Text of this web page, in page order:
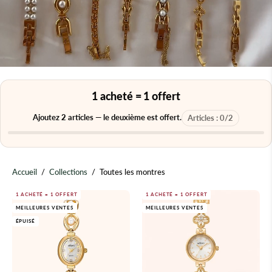
1 acheté = 1 offert
Ajoutez 2 articles — le deuxième est offert. Articles : 0/2
Accueil / Collections / Toutes les montres
Montre
en
or
rehaussée
de
1 ACHETÉ = 1 OFFERT
MEILLEURES VENTES
ÉPUISÉ
Montre
en
or
avec
un
1 ACHETÉ = 1 OFFERT
MEILLEURES VENTES